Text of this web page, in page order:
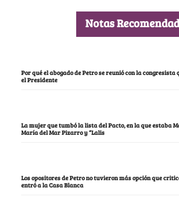
Notas
Por qué el abogado de Petro se reunió con la congresista
el Presidente
La mujer que tumbó la lista del Pacto, en la que estaba
María del Mar Pizarro y “Lalis
Los opositores de Petro no tuvieron más opción que
entró a la Casa Blanca